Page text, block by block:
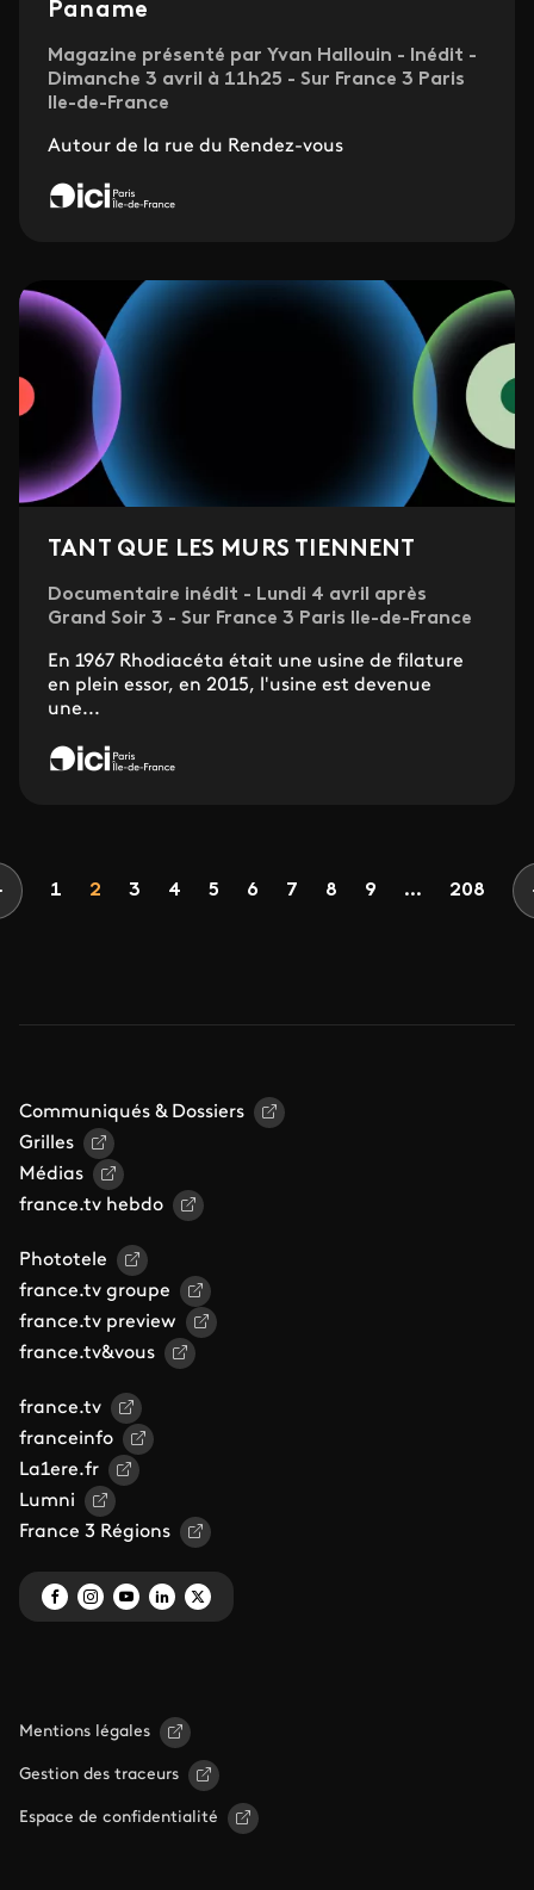
Paname
Magazine présenté par Yvan Hallouin - Inédit -
Dimanche 3 avril à 11h25 - Sur France 3 Paris
Ile-de-France
Autour de la rue du Rendez-vous
TANT QUE LES MURS TIENNENT
Documentaire inédit - Lundi 4 avril après
Grand Soir 3 - Sur France 3 Paris Ile-de-France
En 1967 Rhodiacéta était une usine de filature
en plein essor, en 2015, l'usine est devenue
une...
Pagination
précédente
Page
1 Page
2 Page
3 Page
4 Page
5 Page
6 Page
7 Page
8 Page
9 ... 208
Communiqués & Dossiers
Grilles
Médias
france.tv hebdo
Phototele
france.tv groupe
france.tv preview
france.tv&vous
france.tv
franceinfo
La1ere.fr
Lumni
France 3 Régions
Mentions légales
Gestion des traceurs
Espace de confidentialité